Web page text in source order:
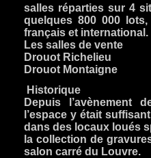
salles réparties sur 4
quelques 800 000
français et international.
Les salles de vente
Drouot Richelieu
Drouot Montaigne
Historique
Depuis l’avènement
l’espace y était
dans des locaux loués
la collection de
salon carré du Louvre.